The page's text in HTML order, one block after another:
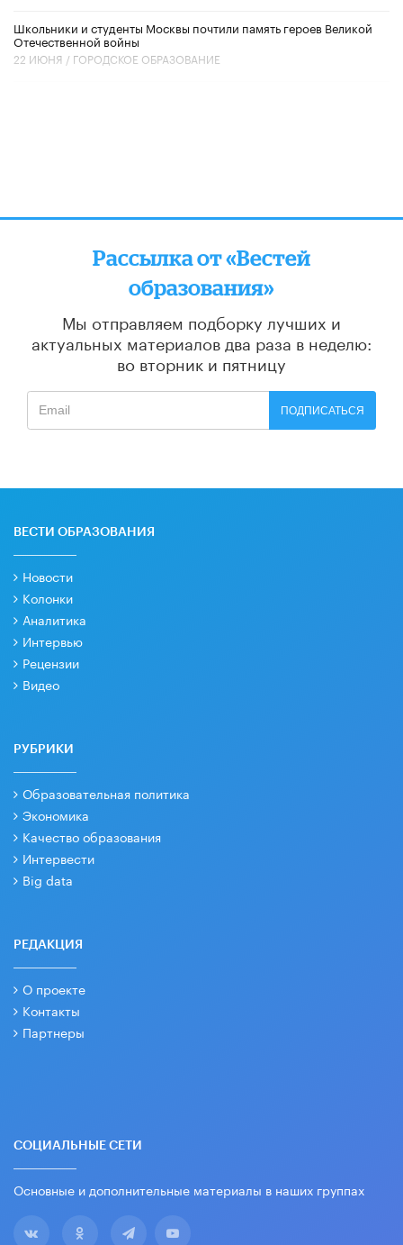
Школьники и студенты Москвы почтили память героев Великой
Отечественной войны
22 ИЮНЯ / ГОРОДСКОЕ ОБРАЗОВАНИЕ
Рассылка от «Вестей
образования»
Мы отправляем подборку лучших и
актуальных материалов два раза в неделю:
во вторник и пятницу
ПОДПИСАТЬСЯ
ВЕСТИ ОБРАЗОВАНИЯ
Новости
Колонки
Аналитика
Интервью
Рецензии
Видео
РУБРИКИ
Образовательная политика
Экономика
Качество образования
Интервести
Big data
РЕДАКЦИЯ
О проекте
Контакты
Партнеры
СОЦИАЛЬНЫЕ СЕТИ
Основные и дополнительные материалы в наших группах